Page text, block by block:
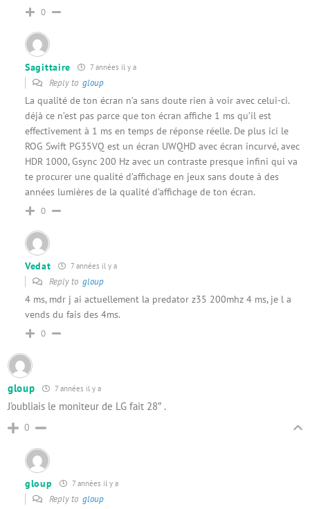
0
Sagittaire 7 années il y a
Reply to gloup
La qualité de ton écran n’a sans doute rien à voir avec celui-ci.
déjà ce n’est pas parce que ton écran affiche 1 ms qu’il est
effectivement à 1 ms en temps de réponse réelle. De plus ici le
ROG Swift PG35VQ est un écran UWQHD avec écran incurvé, avec
HDR 1000, Gsync 200 Hz avec un contraste presque infini qui va
te procurer une qualité d’affichage en jeux sans doute à des
années lumières de la qualité d’affichage de ton écran.
0
Vedat 7 années il y a
Reply to gloup
4 ms, mdr j ai actuellement la predator z35 200mhz 4 ms, je l a
vends du fais des 4ms.
0
gloup 7 années il y a
J’oubliais le moniteur de LG fait 28″ .
0
gloup 7 années il y a
Reply to gloup